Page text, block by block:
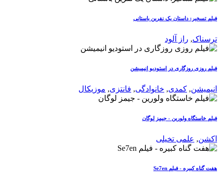
فیلم تسخیر: داستان یک نفرین باستانی
ترسناک, راز آلود
فیلم روزی روزگاری در استودیو انیمیشن
انیمیشن, کمدی, خانوادگی, فانتزی, موزیکال
فیلم خاستگاه ولورین - جیمز لوگان
اکشن, علمی تخیلی
هفت گناه کبیره - فیلم Se7en